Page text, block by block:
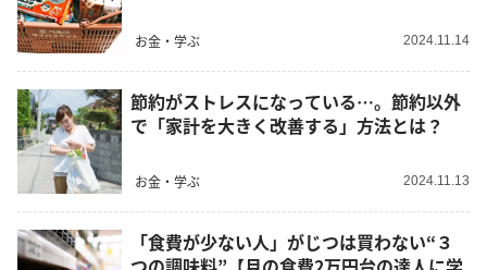
お金・学ぶ 2024.11.14
節約がストレスになっている…。節約以外
で「家計を大きく改善する」方法とは？
お金・学ぶ 2024.11.13
「食費が少ない人」がじつは買わない“３